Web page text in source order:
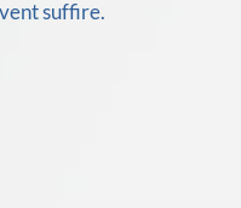
suffire.